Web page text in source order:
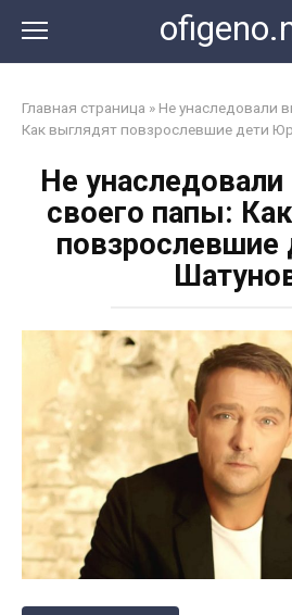
контенту
Главная страница » Не унаследовали
Как выглядят повзрослевшие дети
Не
своего папы: